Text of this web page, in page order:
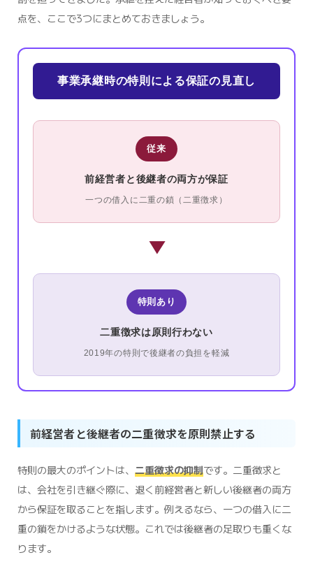
点を、ここで3つにまとめておきましょう。
事業承継時の特則による保証の見直し
従来
前経営者と後継者の両方が保証
一つの借入に二重の鎖（二重徴求）
▶
特則あり
二重徴求は原則行わない
2019年の特則で後継者の負担を軽減
前経営者と後継者の二重徴求を原則禁止する
特則の最大のポイントは、 二重徴求の抑制です。二重徴求と
は、会社を引き継ぐ際に、退く前経営者と新しい後継者の両方
から保証を取ることを指します。例えるなら、一つの借入に二
重の鎖をかけるような状態。これでは後継者の足取りも重くな
ります。